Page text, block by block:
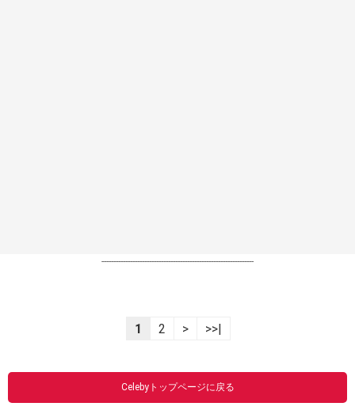
----------------------------------------------------------------
1 2 > >>|
Celebyトップページに戻る